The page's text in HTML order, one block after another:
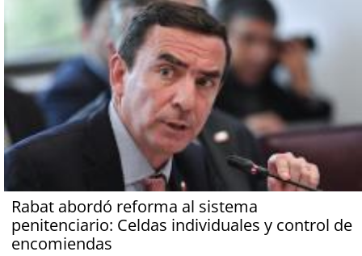
Rabat abordó reforma al sistema
penitenciario: Celdas individuales y control de
encomiendas